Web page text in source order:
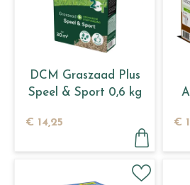
DCM Graszaad Plus
Speel & Sport 0,6 kg
€ 14,25 €